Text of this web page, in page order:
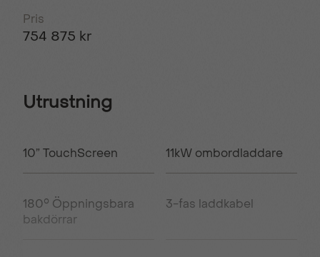
Pris
754 875 kr
Utrustning
10” TouchScreen 11kW ombordladdare
180° Öppningsbara
bakdörrar
3-fas laddkabel